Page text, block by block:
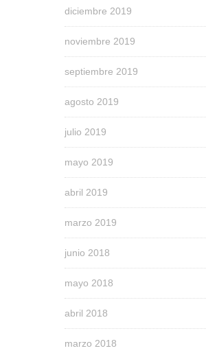
diciembre 2019
noviembre 2019
septiembre 2019
agosto 2019
julio 2019
mayo 2019
abril 2019
marzo 2019
junio 2018
mayo 2018
abril 2018
marzo 2018